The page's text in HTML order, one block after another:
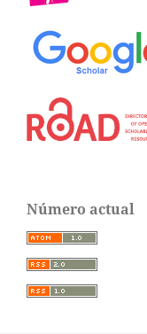
Número actual